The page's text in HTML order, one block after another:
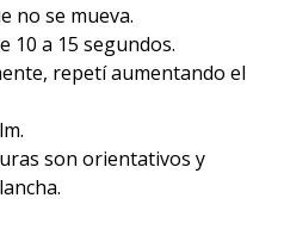
no se mueva.
10 a 15 segundos.
repetí aumentando el
son orientativos y